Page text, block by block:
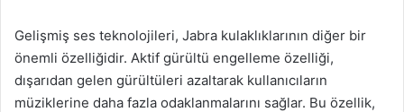
Gelişmiş ses teknolojileri, Jabra kulaklıklarının diğer bir
önemli özelliğidir. Aktif gürültü engelleme özelliği,
dışarıdan gelen gürültüleri azaltarak kullanıcıların
müziklerine daha fazla odaklanmalarını sağlar. Bu özellik,